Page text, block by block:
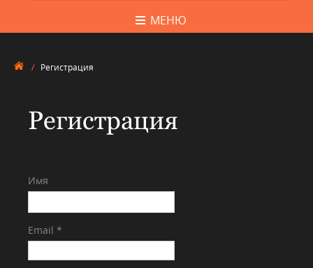
МЕНЮ
/ Регистрация
Регистрация
Имя
Email *